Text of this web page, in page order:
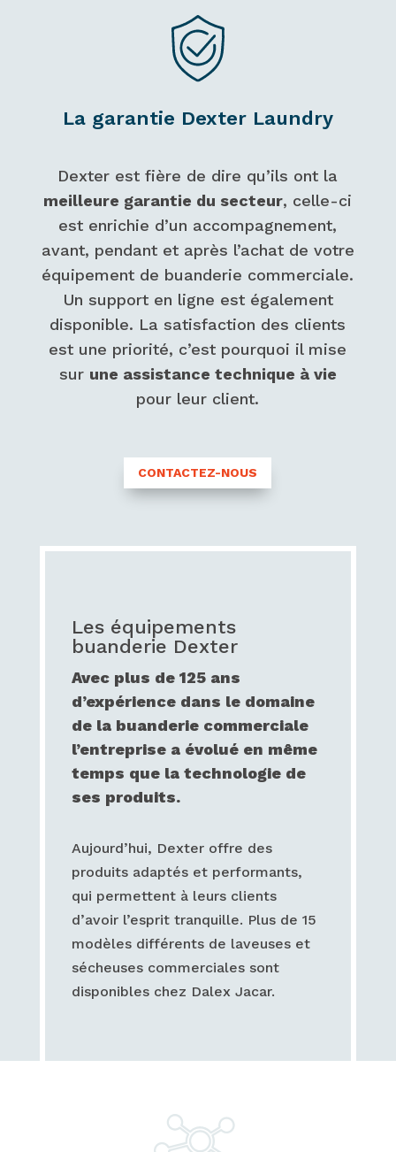
La garantie Dexter Laundry
Dexter est fière de dire qu’ils ont la
meilleure garantie du secteur, celle-ci
est enrichie d’un accompagnement,
avant, pendant et après l’achat de votre
équipement de buanderie commerciale.
Un support en ligne est également
disponible. La satisfaction des clients
est une priorité, c’est pourquoi il mise
sur une assistance technique à vie
pour leur client.
CONTACTEZ-NOUS
Les équipements
buanderie Dexter
Avec plus de 125 ans
d’expérience dans le domaine
de la buanderie commerciale
l’entreprise a évolué en même
temps que la technologie de
ses produits.
Aujourd’hui, Dexter offre des
produits adaptés et performants,
qui permettent à leurs clients
d’avoir l’esprit tranquille. Plus de 15
modèles différents de laveuses et
sécheuses commerciales sont
disponibles chez Dalex Jacar.